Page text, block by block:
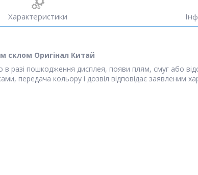
Характеристики
склом Оригінал Китай
пошкодження дисплея, появи плям, смуг або
передача кольору і дозвіл відповідає заявленим